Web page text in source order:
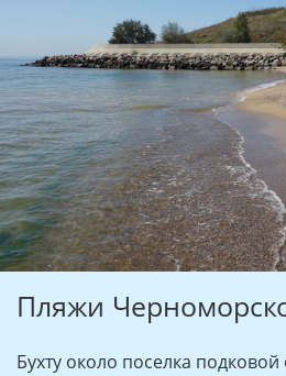
Пляжи
Бухту около поселка